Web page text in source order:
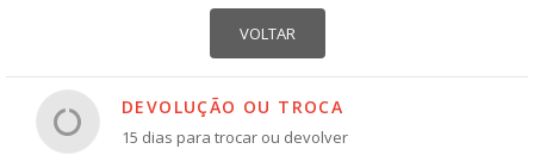
DEVOLUÇÃO OU TROCA
15 dias para trocar ou devolver